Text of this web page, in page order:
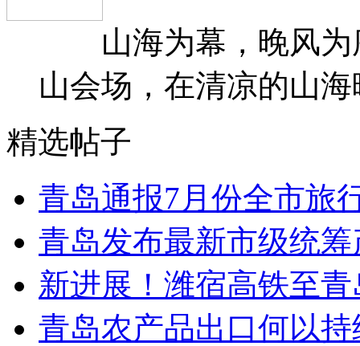
山海为幕，晚风为
山会场，在清凉的山
精选帖子
青岛通报7月份全市旅
青岛发布最新市级统
新进展！潍宿高铁至
青岛农产品出口何以持